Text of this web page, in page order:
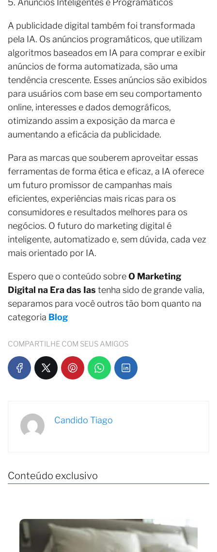
5. Anúncios Inteligentes e Programáticos
A publicidade digital também foi transformada
pela IA. Os anúncios programáticos, que utilizam
algoritmos baseados em IA para comprar e exibir
anúncios de forma automatizada, são uma
tendência crescente. Esses anúncios são exibidos
para usuários com base em seu comportamento
online, interesses e dados demográficos,
otimizando assim a exposição da marca e
aumentando a eficácia da publicidade.
Para as marcas que souberem aproveitar essas
ferramentas de forma ética e eficaz, a IA oferece
um futuro promissor de campanhas mais
eficientes, experiências mais ricas para os
consumidores e resultados melhores para os
negócios. O futuro do marketing digital é
inteligente, automatizado e, sem dúvida, cada vez
mais orientado por IA.
Espero que o conteúdo sobreO Marketing
Digital na Era das Ias tenha sido de grande valia,
separamos para você outros tão bom quanto na
categoria Blog
COMPARTILHE COM SEUS AMIGOS
Candido Tiago
Conteúdo exclusivo